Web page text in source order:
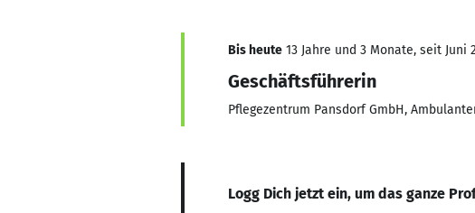
Bis heute 13 Jahre und 3 Monate, seit Juni
Geschäftsführerin
Pflegezentrum Pansdorf GmbH,
Logg Dich jetzt ein, um das ganze